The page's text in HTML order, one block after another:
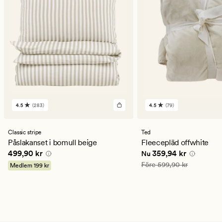
283
ett
genomsnittligt
betyg
på
4.5
4.5 (283)
Classic stripe
Påslakanset i bomull beige
Pris 499,90 kr
499,90 kr
Medlem 199 kr
79
ett
genomsnittligt
betyg
på
4.5
4.5 (79)
Ted
Fleecepläd offwhite
Nuvarande pris
Nu 359,94 kr
Ordinarie pris 599,90 kr
Före599,90 kr